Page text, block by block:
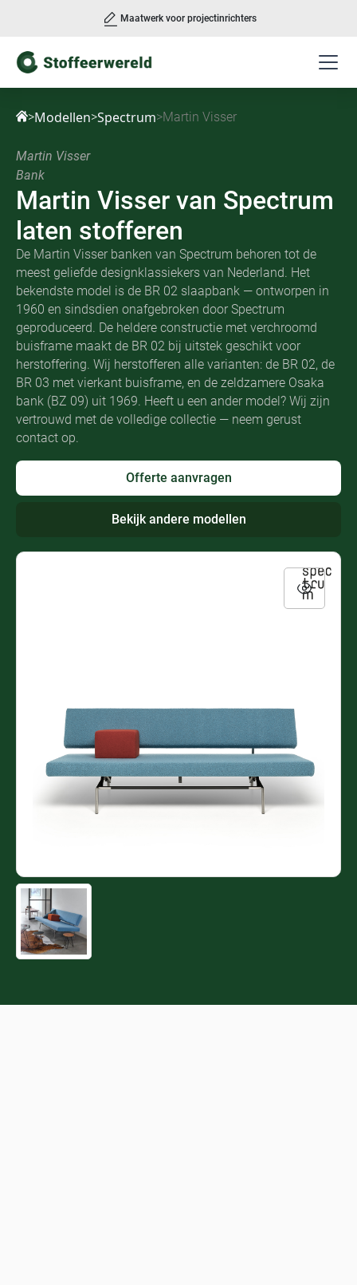
Maatwerk voor projectinrichters
>Modellen>Spectrum>Martin Visser
Martin Visser
Bank
Martin Visser van Spectrum
laten stofferen
De Martin Visser banken van Spectrum behoren tot de
meest geliefde designklassiekers van Nederland. Het
bekendste model is de BR 02 slaapbank — ontworpen in
1960 en sindsdien onafgebroken door Spectrum
geproduceerd. De heldere constructie met verchroomd
buisframe maakt de BR 02 bij uitstek geschikt voor
herstoffering. Wij herstofferen alle varianten: de BR 02, de
BR 03 met vierkant buisframe, en de zeldzamere Osaka
bank (BZ 09) uit 1969. Heeft u een ander model? Wij zijn
vertrouwd met de volledige collectie — neem gerust
contact op.
Offerte aanvragen
Bekijk andere modellen